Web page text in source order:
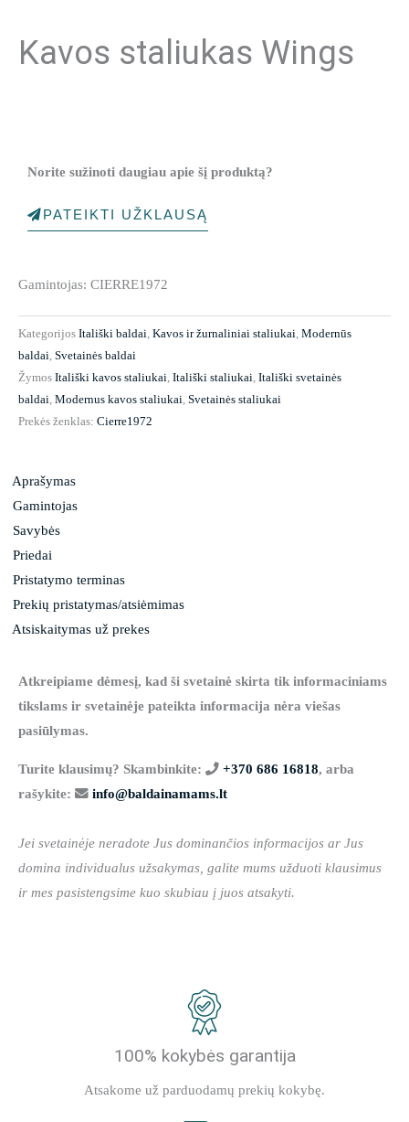
Kavos staliukas Wings
Norite sužinoti daugiau apie šį produktą?
PATEIKTI UŽKLAUSĄ
Gamintojas: CIERRE1972
Kategorijos Itališki baldai Kavos ir žurnaliniai staliukai Modernūs
baldai Svetainės baldai
Žymos Itališki kavos staliukai Itališki staliukai Itališki svetainės
baldai Modernus kavos staliukai Svetainės staliukai
Prekės ženklas: Cierre1972
Aprašymas
Gamintojas
Savybės
Priedai
Pristatymo terminas
Prekių pristatymas/atsiėmimas
Atsiskaitymas už prekes
Atkreipiame dėmesį, kad ši svetainė skirta tik informaciniams
tikslams ir svetainėje pateikta informacija nėra viešas
pasiūlymas.
Turite klausimų? Skambinkite: +370 686 16818, arba
rašykite:
info@baldainamams.lt
Jei svetainėje neradote Jus dominančios informacijos ar Jus
domina individualus užsakymas, galite mums užduoti klausimus
ir mes pasistengsime kuo skubiau į juos atsakyti.
100% kokybės garantija
Atsakome už parduodamų prekių kokybę.